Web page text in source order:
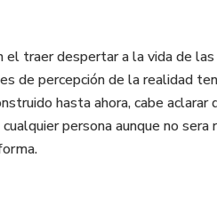
traer despertar a la vida de
de percepción de la realidad
hasta ahora, cabe
persona aunque no sera